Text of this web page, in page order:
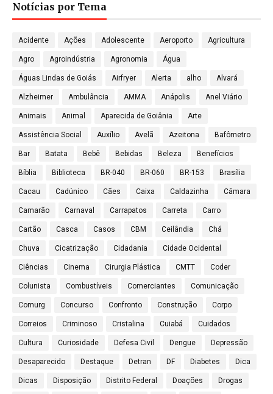
Notícias por Tema
Acidente Ações Adolescente Aeroporto Agricultura
Agro Agroindústria Agronomia Água
Águas Lindas de Goiás Airfryer Alerta alho Alvará
Alzheimer Ambulância AMMA Anápolis Anel Viário
Animais Animal Aparecida de Goiânia Arte
Assistência Social Auxílio Avelã Azeitona Bafômetro
Bar Batata Bebê Bebidas Beleza Benefícios
Bíblia Biblioteca BR-040 BR-060 BR-153 Brasília
Cacau Cadúnico Cães Caixa Caldazinha Câmara
Camarão Carnaval Carrapatos Carreta Carro
Cartão Casca Casos CBM Ceilândia Chá
Chuva Cicatrização Cidadania Cidade Ocidental
Ciências Cinema Cirurgia Plástica CMTT Coder
Colunista Combustíveis Comerciantes Comunicação
Comurg Concurso Confronto Construção Corpo
Correios Criminoso Cristalina Cuiabá Cuidados
Cultura Curiosidade Defesa Civil Dengue Depressão
Desaparecido Destaque Detran DF Diabetes Dica
Dicas Disposição Distrito Federal Doações Drogas